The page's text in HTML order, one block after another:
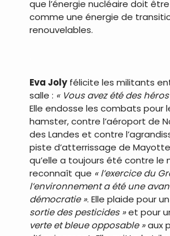
que l’énergie nucléaire doit
comme une énergie de
renouvelables.
Eva Jolyfélicite les militants
salle : « Vous avez été des
Elle endosse les combats pour
hamster, contre l’aéroport de
des Landes et contre
piste d’atterrissage de
qu’elle a toujours été contre le
reconnaît que « l’exercice du
l’environnement a été une
démocratie ». Elle plaide pour un
sortie des pesticides »et pour
verte et bleue opposable »aux